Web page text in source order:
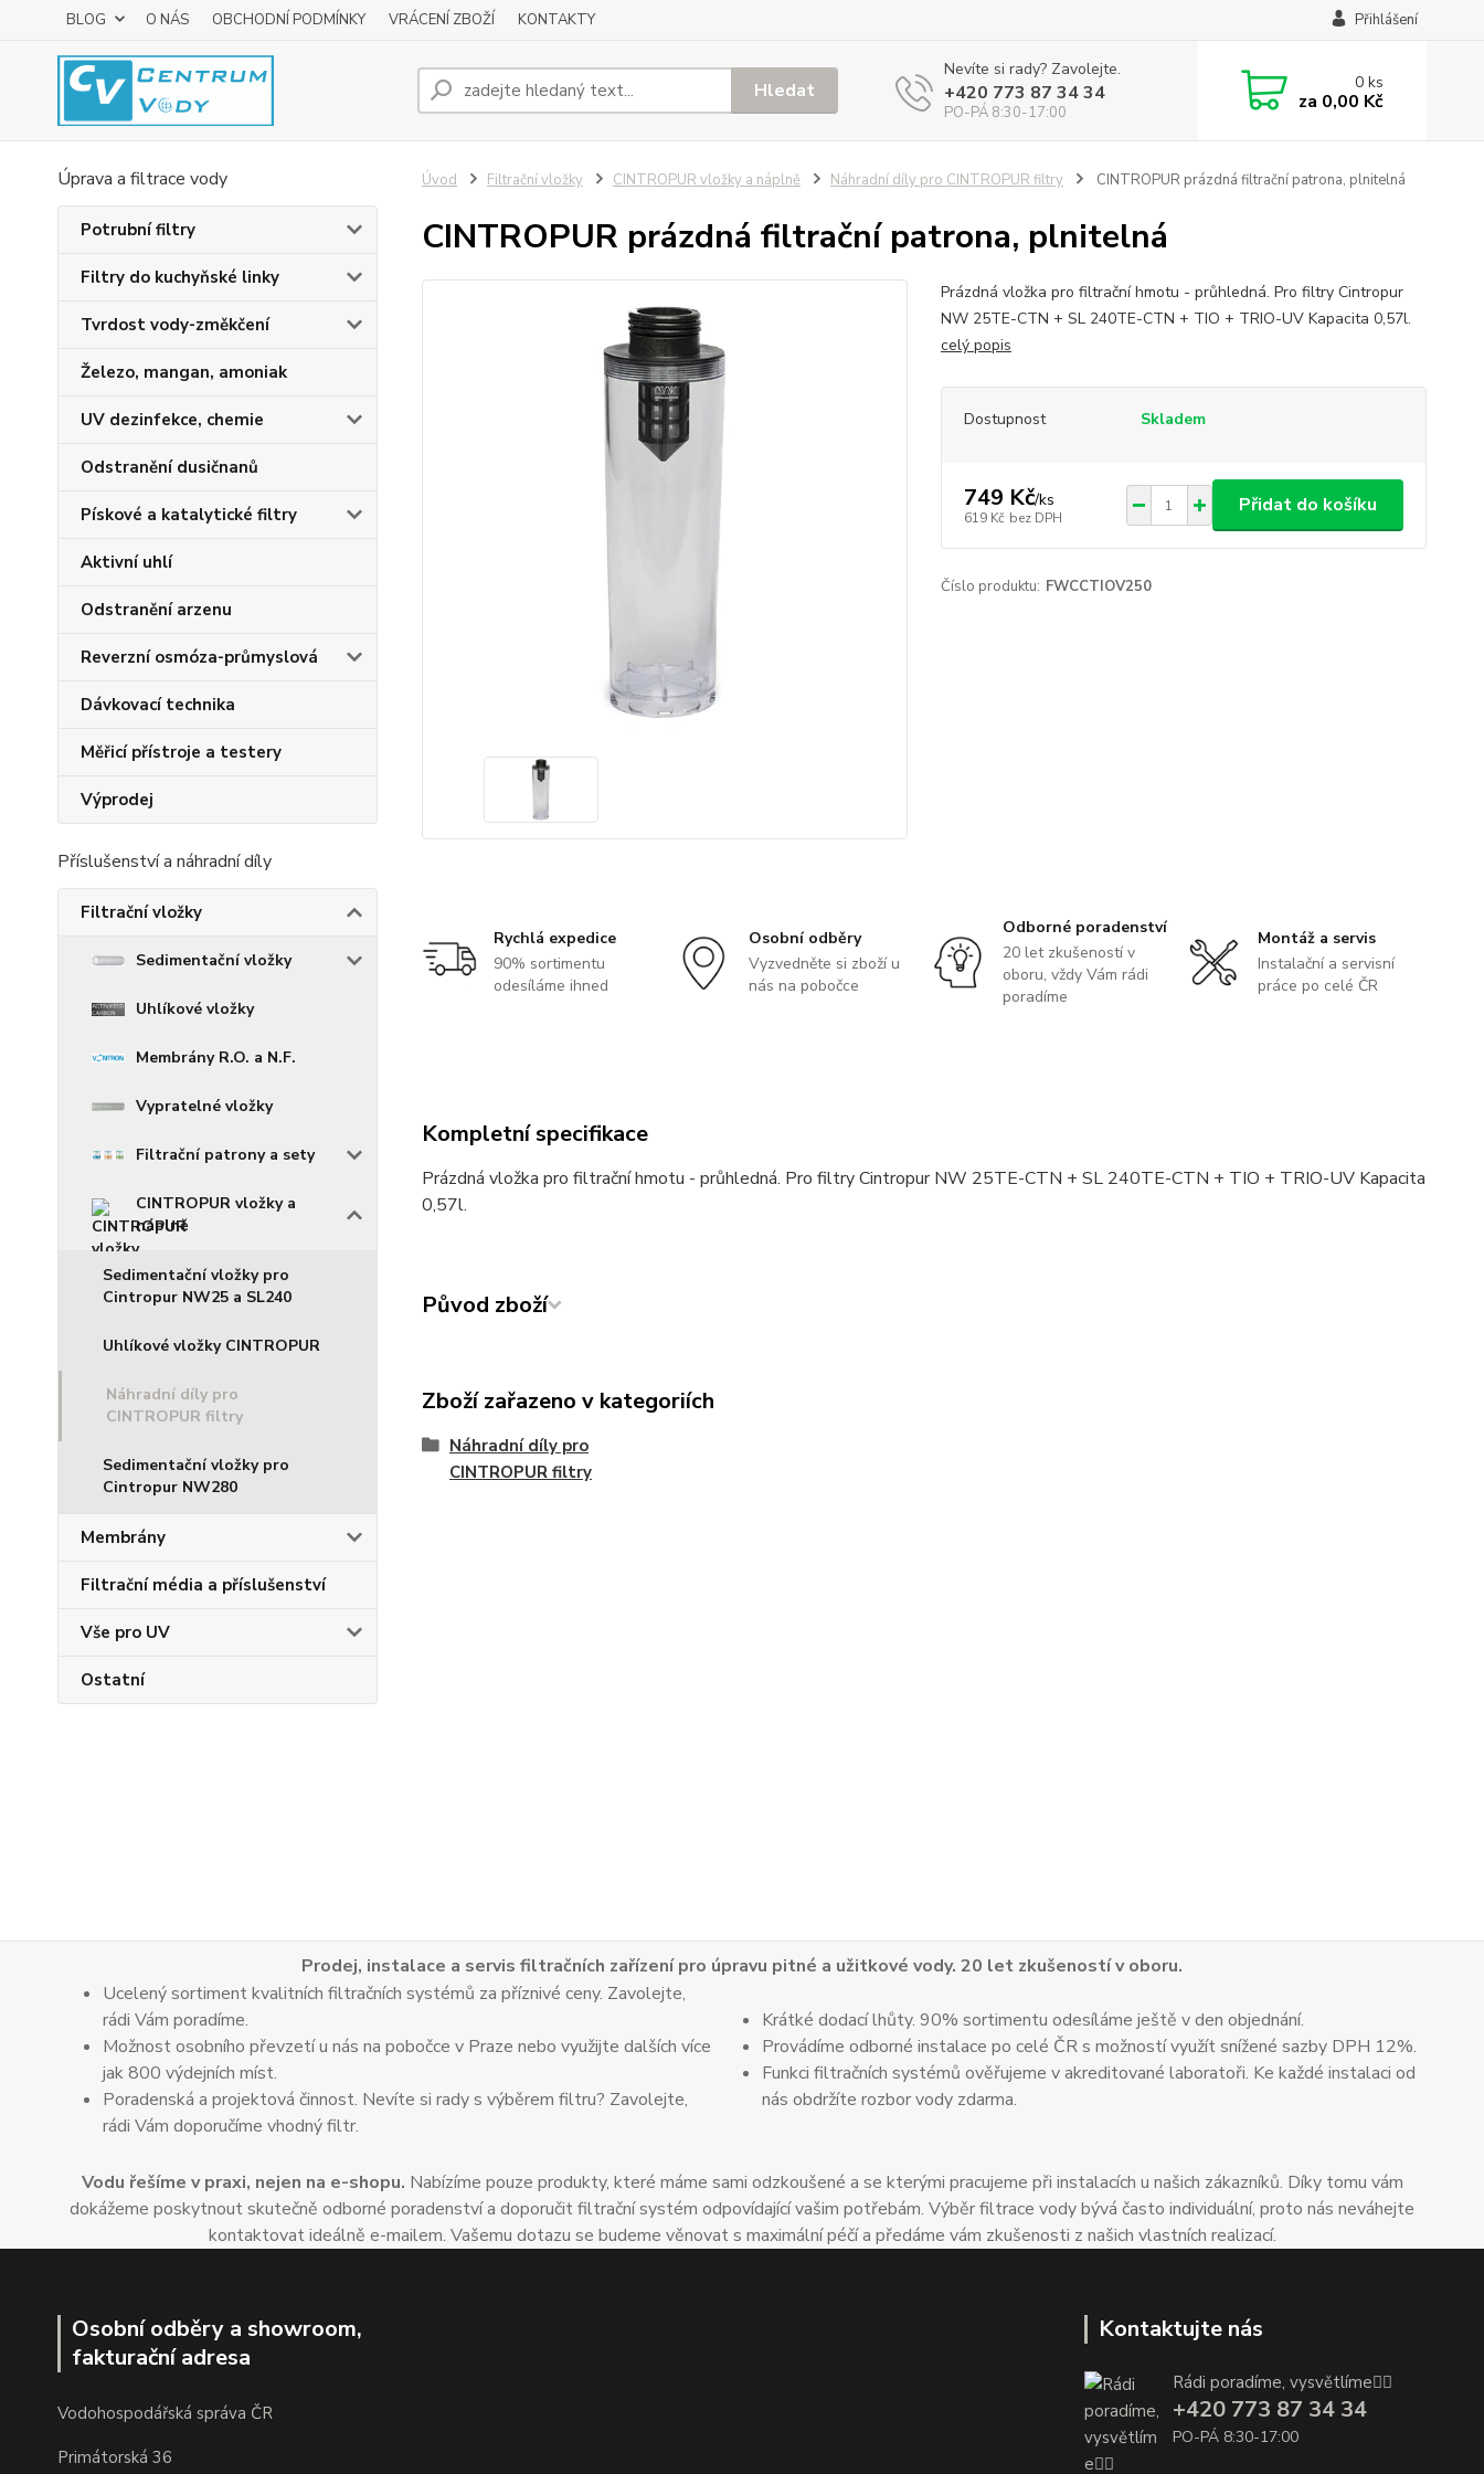
BLOG O NÁS OBCHODNÍ PODMÍNKY VRÁCENÍ ZBOŽÍ KONTAKTY Přihlášení
Hledat
Nevíte si rady? Zavolejte.
+420 773 87 34 34
PO-PÁ 8:30-17:00
0ks
za 0,00 Kč
Úprava a filtrace vody
Potrubní filtry
Filtry do kuchyňské linky
Tvrdost vody-změkčení
Železo, mangan, amoniak
UV dezinfekce, chemie
Odstranění dusičnanů
Pískové a katalytické filtry
Aktivní uhlí
Odstranění arzenu
Reverzní osmóza-průmyslová
Dávkovací technika
Měřicí přístroje a testery
Výprodej
Příslušenství a náhradní díly
Filtrační vložky
Sedimentační vložky
Uhlíkové vložky
Membrány R.O. a N.F.
Vypratelné vložky
Filtrační patrony a sety
CINTROPUR vložky a
náplně
Sedimentační vložky pro
Cintropur NW25 a SL240
Uhlíkové vložky CINTROPUR
Náhradní díly pro
CINTROPUR filtry
Sedimentační vložky pro
Cintropur NW280
Membrány
Filtrační média a příslušenství
Vše pro UV
Ostatní
Úvod Filtrační vložky CINTROPUR vložky a náplně Náhradní díly pro CINTROPUR filtry CINTROPUR prázdná filtrační patrona, plnitelná
CINTROPUR prázdná filtrační patrona, plnitelná
Prázdná vložka pro filtrační hmotu - průhledná. Pro filtry Cintropur
NW 25TE-CTN + SL 240TE-CTN + TIO + TRIO-UV Kapacita 0,57l.
celý popis
Dostupnost Skladem
749 Kč/ks
619 Kč bez DPH
Přidat do košíku
Číslo produktu: FWCCTIOV250
Rychlá expedice
90% sortimentu
odesíláme ihned
Osobní odběry
Vyzvedněte si zboží u
nás na pobočce
Odborné poradenství
20 let zkušeností v
oboru, vždy Vám rádi
poradíme
Montáž a servis
Instalační a servisní
práce po celé ČR
Kompletní specifikace
Prázdná vložka pro filtrační hmotu - průhledná. Pro filtry Cintropur NW 25TE-CTN + SL 240TE-CTN + TIO + TRIO-UV Kapacita
0,57l.
Původ zboží
Zboží zařazeno v kategoriích
Náhradní díly pro
CINTROPUR filtry
Prodej, instalace a servis filtračních zařízení pro úpravu pitné a užitkové vody. 20 let zkušeností v oboru.
Ucelený sortiment kvalitních filtračních systémů za příznivé ceny. Zavolejte,
rádi Vám poradíme.
Možnost osobního převzetí u nás na pobočce v Praze nebo využijte dalších více
jak 800 výdejních míst.
Poradenská a projektová činnost. Nevíte si rady s výběrem filtru? Zavolejte,
rádi Vám doporučíme vhodný filtr.
Krátké dodací lhůty. 90% sortimentu odesíláme ještě v den objednání.
Provádíme odborné instalace po celé ČR s možností využít snížené sazby DPH 12%.
Funkci filtračních systémů ověřujeme v akreditované laboratoři. Ke každé instalaci od
nás obdržíte rozbor vody zdarma.
Vodu řešíme v praxi, nejen na e-shopu. Nabízíme pouze produkty, které máme sami odzkoušené a se kterými pracujeme při instalacích u našich zákazníků. Díky tomu vám
dokážeme poskytnout skutečně odborné poradenství a doporučit filtrační systém odpovídající vašim potřebám. Výběr filtrace vody bývá často individuální, proto nás neváhejte
kontaktovat ideálně e-mailem. Vašemu dotazu se budeme věnovat s maximální péčí a předáme vám zkušenosti z našich vlastních realizací.
Osobní odběry a showroom,
fakturační adresa
Vodohospodářská správa ČR
Primátorská 36
Kontaktujte nás
Rádi poradíme, vysvětlíme👌🏼
+420 773 87 34 34
PO-PÁ 8:30-17:00